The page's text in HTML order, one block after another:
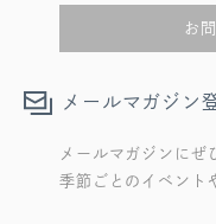
お
メールマガジン
メールマガジンにぜ
季節ごとのイベント